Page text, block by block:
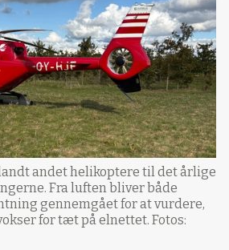
andet helikoptere til det årlige
Fra luften bliver både
gennemgået for at vurdere,
for tæt på elnettet. Fotos: